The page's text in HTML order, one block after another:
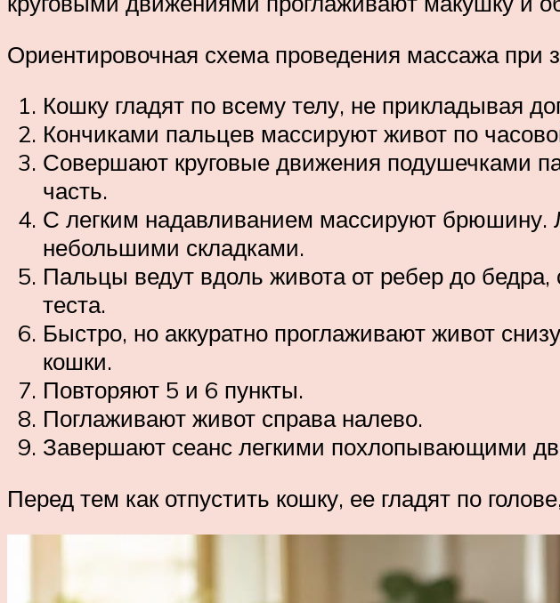
Ориентировочная схема проведения массажа при
Кошку гладят по всему телу, не прикладывая
Кончиками пальцев массируют живот по
Совершают круговые движения подушечками
часть.
С легким надавливанием массируют брюшину.
небольшими складками.
Пальцы ведут вдоль живота от ребер до
теста.
Быстро, но аккуратно проглаживают живот
кошки.
Повторяют 5 и 6 пункты.
Поглаживают живот справа налево.
Завершают сеанс легкими похлопывающими
Перед тем как отпустить кошку, ее гладят по